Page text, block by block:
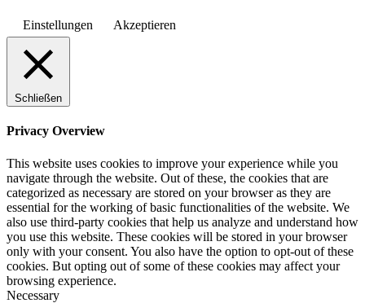
Einstellungen Akzeptieren
Schließen
Privacy Overview
This website uses cookies to improve your experience while you
navigate through the website. Out of these, the cookies that are
categorized as necessary are stored on your browser as they are
essential for the working of basic functionalities of the website. We
also use third-party cookies that help us analyze and understand how
you use this website. These cookies will be stored in your browser
only with your consent. You also have the option to opt-out of these
cookies. But opting out of some of these cookies may affect your
browsing experience.
Necessary